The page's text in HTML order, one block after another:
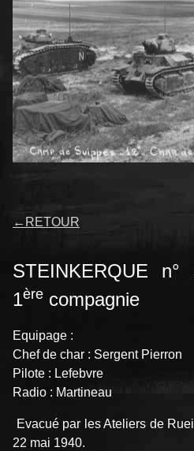
← RETOUR
STEINKERQUE
1ère compagnie
Equipage :
Chef de char : Sergent Pierron
Pilote : Lefebvre
Radio : Martineau
Evacué par les Ateliers de
22 mai 1940.